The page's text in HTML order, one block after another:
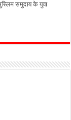
समुदाय के युवा